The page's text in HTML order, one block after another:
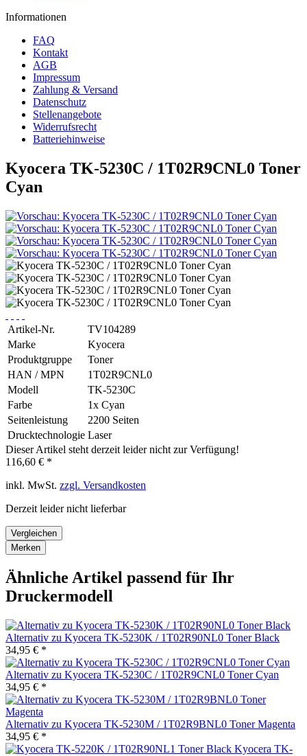
Informationen
FAQ
Kontakt
AGB
Impressum
Zahlung & Versand
Datenschutz
Stellenangebote
Widerrufsrecht
Batteriehinweise
Kyocera TK-5230C / 1T02R9CNL0 Toner
Cyan
Artikel-Nr.
TV104289
Marke
Kyocera
Produktgruppe
Toner
HAN / MPN
1T02R9CNL0
Modell
TK-5230C
Farbe
1x Cyan
Seitenleistung
2200 Seiten
Drucktechnologie Laser
Dieser Artikel steht derzeit leider nicht zur Verfügung!
116,60 € *
inkl. MwSt. zzgl. Versandkosten
Derzeit leider nicht lieferbar
Vergleichen
Merken
Ähnliche Artikel passend für Ihr
Druckermodell
Alternativ zu Kyocera TK-5230K / 1T02R90NL0 Toner Black
34,95 € *
Alternativ zu Kyocera TK-5230C / 1T02R9CNL0 Toner Cyan
34,95 € *
Alternativ zu Kyocera TK-5230M / 1T02R9BNL0 Toner Magenta
34,95 € *
Kyocera TK-